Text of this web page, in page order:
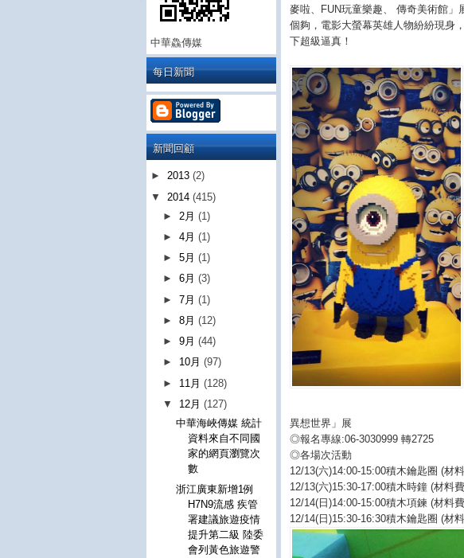
麥啦、FUN玩童樂趣、 傳奇美術館」
個夠，電影大螢幕英雄人物紛紛現身
下超級逼真！
異想世界」展
◎報名專線:06-3030999 轉2725
◎各場次活動
12/13(六)14:00-15:00積木鑰匙圈 (材
12/13(六)15:30-17:00積木時鐘 (材料
12/14(日)14:00-15:00積木項鍊 (材料
12/14(日)15:30-16:30積木鑰匙圈 (材
中華鱻傳媒
每日新聞
新聞回顧
► 2013 (2)
▼ 2014 (415)
► 2月(1)
►4月(1)
►5月(1)
►6月(3)
►7月(1)
►8月(12)
►9月(44)
► 10月(97)
► 11月(128)
▼ 12月(127)
中華海峽傳媒 統計
資料來自不同國
家的網頁瀏覽次
數
浙江廣東新增1例
H7N9流感 疾管
署建議旅遊疫情
提升第二級 陸委
會列黃色旅遊警